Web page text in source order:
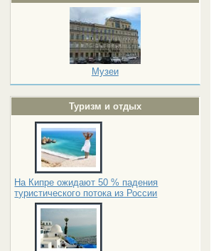
Музеи
Туризм и отдых
На Кипре ожидают 50 % падения
туристического потока из России